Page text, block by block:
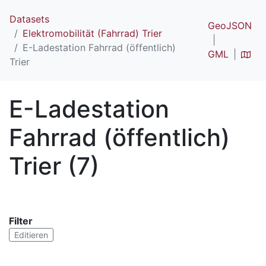
Datasets
Elektromobilität (Fahrrad) Trier
E-Ladestation Fahrrad (öffentlich)
Trier
GeoJSON
GML
E-Ladestation
Fahrrad (öffentlich)
Trier (7)
Filter
Editieren